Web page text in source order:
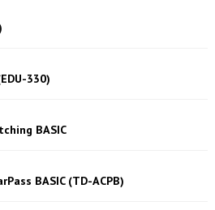
330)
BASIC
BASIC (TD-ACPB)